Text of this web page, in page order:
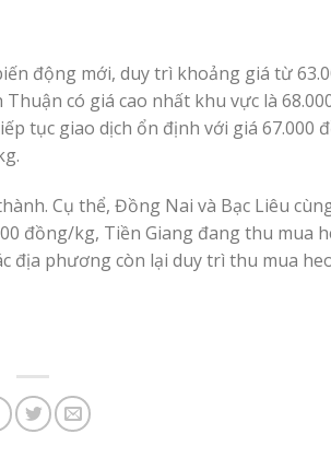
động mới, duy trì khoảng giá từ
có giá cao nhất khu vực là
tục giao dịch ổn định với giá 67.000
Cụ thể, Đồng Nai và Bạc Liêu
đồng/kg, Tiền Giang đang thu mua
địa phương còn lại duy trì thu mua